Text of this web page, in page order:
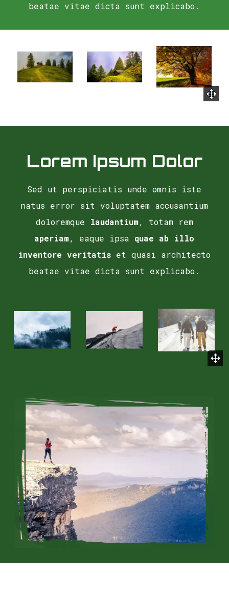
beatae vitae dicta sunt explicabo.
Lorem Ipsum Dolor
Sed ut perspiciatis unde omnis iste
natus error sit voluptatem accusantium
doloremque
laudantium, totam rem
aperiam, eaque ipsa quae ab illo
inventore veritatis et quasi architecto
beatae vitae dicta sunt explicabo.